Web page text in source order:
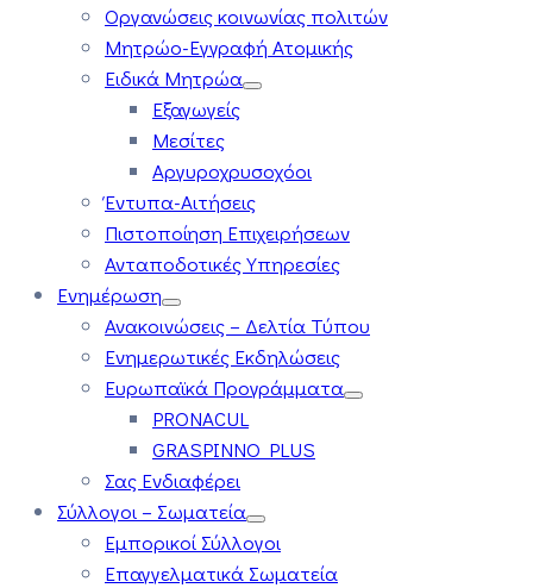
Οργανώσεις κοινωνίας πολιτών
Μητρώο-Εγγραφή Ατομικής
Ειδικά Μητρώα
Εξαγωγείς
Μεσίτες
Αργυροχρυσοχόοι
Έντυπα-Αιτήσεις
Πιστοποίηση Επιχειρήσεων
Ανταποδοτικές Υπηρεσίες
Ενημέρωση
Ανακοινώσεις – Δελτία Τύπου
Ενημερωτικές Εκδηλώσεις
Ευρωπαϊκά Προγράμματα
PRONACUL
GRASPINNO PLUS
Σας Ενδιαφέρει
Σύλλογοι – Σωματεία
Εμπορικοί Σύλλογοι
Επαγγελματικά Σωματεία